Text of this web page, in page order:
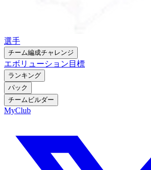
選手
チーム編成チャレンジ
エボリューション 目標
ランキング
パック
チームビルダー
MyClub